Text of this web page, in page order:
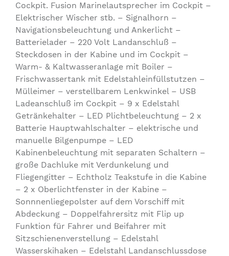
Cockpit. Fusion Marinelautsprecher im Cockpit –
Elektrischer Wischer stb. – Signalhorn –
Navigationsbeleuchtung und Ankerlicht –
Batterielader – 220 Volt Landanschluß –
Steckdosen in der Kabine und im Cockpit –
Warm- & Kaltwasseranlage mit Boiler –
Frischwassertank mit Edelstahleinfüllstutzen –
Mülleimer – verstellbarem Lenkwinkel – USB
Ladeanschluß im Cockpit – 9 x Edelstahl
Getränkehalter – LED Plichtbeleuchtung – 2 x
Batterie Hauptwahlschalter – elektrische und
manuelle Bilgenpumpe – LED
Kabinenbeleuchtung mit separaten Schaltern –
große Dachluke mit Verdunkelung und
Fliegengitter – Echtholz Teakstufe in die Kabine
– 2 x Oberlichtfenster in der Kabine –
Sonnnenliegepolster auf dem Vorschiff mit
Abdeckung – Doppelfahrersitz mit Flip up
Funktion für Fahrer und Beifahrer mit
Sitzschienenverstellung – Edelstahl
Wasserskihaken – Edelstahl Landanschlussdose